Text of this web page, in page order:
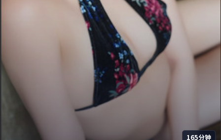
165分钟